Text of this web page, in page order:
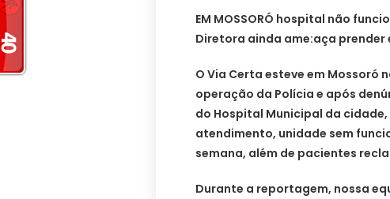
EM MOSSORÓ hospital não
Diretora ainda ame:aça
O Via Certa esteve em Mossoró
operação da Polícia e após
do Hospital Municipal da
atendimento, unidade sem
semana, além de pacientes
Durante a reportagem, nossa